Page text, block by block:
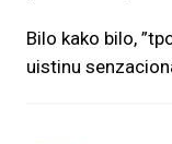
Bilo kako bilo,
uistinu